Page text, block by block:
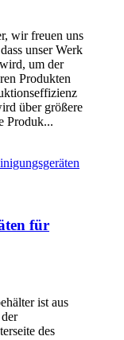
wir freuen uns
unser Werk
um der
Produkten
über größere
Produk...
für
ist aus
des